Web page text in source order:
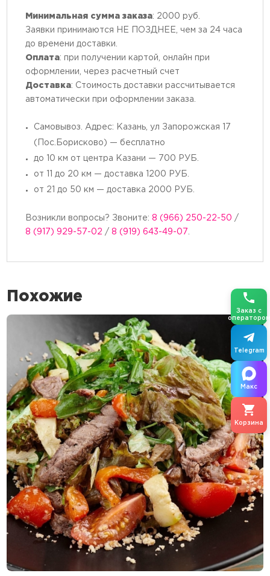
Минимальная сумма заказа: 2000 руб.
Заявки принимаются НЕ ПОЗДНЕЕ, чем за 24 часа
до времени доставки.
Оплата: при получении картой, онлайн при
оформлении, через расчетный счет
Доставка: Стоимость доставки рассчитывается
автоматически при оформлении заказа.
Самовывоз. Адрес: Казань, ул Запорожская 17
(Пос.Борисково) — бесплатно
до 10 км от центра Казани — 700 РУБ.
от 11 до 20 км — доставка 1200 РУБ.
от 21 до 50 км — доставка 2000 РУБ.
Возникли вопросы? Звоните: 8 (966) 250-22-50 /
8 (917) 929-57-02 / 8 (919) 643-49-07 .
Похожие
Заказ с
оператором
Telegram
Макс
Корзина